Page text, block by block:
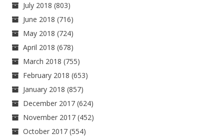
July 2018 (803)
June 2018 (716)
May 2018 (724)
April 2018 (678)
March 2018 (755)
February 2018 (653)
January 2018 (857)
December 2017 (624)
November 2017 (452)
October 2017 (554)